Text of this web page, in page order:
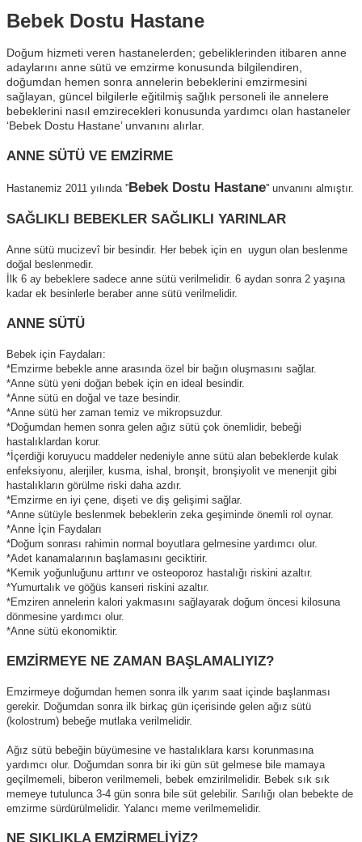
Bebek Dostu Hastane
Doğum hizmeti veren hastanelerden; gebeliklerinden itibaren anne
adaylarını anne sütü ve emzirme konusunda bilgilendiren,
doğumdan hemen sonra annelerin bebeklerini emzirmesini
sağlayan, güncel bilgilerle eğitilmiş sağlık personeli ile annelere
bebeklerini nasıl emzirecekleri konusunda yardımcı olan hastaneler
‘Bebek Dostu Hastane’ unvanını alırlar.
ANNE SÜTÜ VE EMZİRME
Hastanemiz 2011 yılında ''Bebek Dostu Hastane'' unvanını almıştır.
SAĞLIKLI BEBEKLER SAĞLIKLI YARINLAR
Anne sütü mucizevî bir besindir. Her bebek için en uygun olan beslenme
doğal beslenmedir.
İlk 6 ay bebeklere sadece anne sütü verilmelidir. 6 aydan sonra 2 yaşına
kadar ek besinlerle beraber anne sütü verilmelidir.
ANNE SÜTÜ
Bebek için Faydaları:
*Emzirme bebekle anne arasında özel bir bağın oluşmasını sağlar.
*Anne sütü yeni doğan bebek için en ideal besindir.
*Anne sütü en doğal ve taze besindir.
*Anne sütü her zaman temiz ve mikropsuzdur.
*Doğumdan hemen sonra gelen ağız sütü çok önemlidir, bebeği
hastalıklardan korur.
*İçerdiği koruyucu maddeler nedeniyle anne sütü alan bebeklerde kulak
enfeksiyonu, alerjiler, kusma, ishal, bronşit, bronşiyolit ve menenjit gibi
hastalıkların görülme riski daha azdır.
*Emzirme en iyi çene, dişeti ve diş gelişimi sağlar.
*Anne sütüyle beslenmek bebeklerin zeka geşiminde önemli rol oynar.
*Anne İçin Faydaları
*Doğum sonrası rahimin normal boyutlara gelmesine yardımcı olur.
*Adet kanamalarının başlamasını geciktirir.
*Kemik yoğunluğunu arttırır ve osteoporoz hastalığı riskini azaltır.
*Yumurtalık ve göğüs kanseri riskini azaltır.
*Emziren annelerin kalori yakmasını sağlayarak doğum öncesi kilosuna
dönmesine yardımcı olur.
*Anne sütü ekonomiktir.
EMZİRMEYE NE ZAMAN BAŞLAMALIYIZ?
Emzirmeye doğumdan hemen sonra ilk yarım saat içinde başlanması
gerekir. Doğumdan sonra ilk birkaç gün içerisinde gelen ağız sütü
(kolostrum) bebeğe mutlaka verilmelidir.
Ağız sütü bebeğin büyümesine ve hastalıklara karsı korunmasına
yardımcı olur. Doğumdan sonra bir iki gün süt gelmese bile mamaya
geçilmemeli, biberon verilmemeli, bebek emzirilmelidir. Bebek sık sık
memeye tutulunca 3-4 gün sonra bile süt gelebilir. Sarılığı olan bebekte de
emzirme sürdürülmelidir. Yalancı meme verilmemelidir.
NE SIKLIKLA EMZİRMELİYİZ?